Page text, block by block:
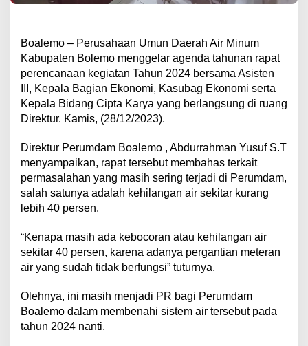
Boalemo – Perusahaan Umun Daerah Air Minum
Kabupaten Bolemo menggelar agenda tahunan rapat
perencanaan kegiatan Tahun 2024 bersama Asisten
III, Kepala Bagian Ekonomi, Kasubag Ekonomi serta
Kepala Bidang Cipta Karya yang berlangsung di ruang
Direktur. Kamis, (28/12/2023).
Direktur Perumdam Boalemo , Abdurrahman Yusuf S.T
menyampaikan, rapat tersebut membahas terkait
permasalahan yang masih sering terjadi di Perumdam,
salah satunya adalah kehilangan air sekitar kurang
lebih 40 persen.
“Kenapa masih ada kebocoran atau kehilangan air
sekitar 40 persen, karena adanya pergantian meteran
air yang sudah tidak berfungsi” tuturnya.
Olehnya, ini masih menjadi PR bagi Perumdam
Boalemo dalam membenahi sistem air tersebut pada
tahun 2024 nanti.